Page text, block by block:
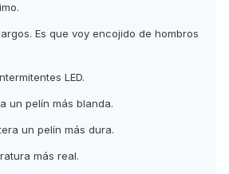
Es que voy encojido de hombros
LED.
un pelín más blanda.
un pelín más dura.
más real.